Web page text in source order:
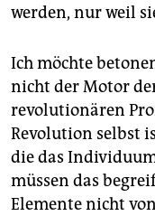
werden, nur weil
Ich möchte
nicht der Motor
revolutionären
Revolution selbst
die das
müssen das
Elemente nicht